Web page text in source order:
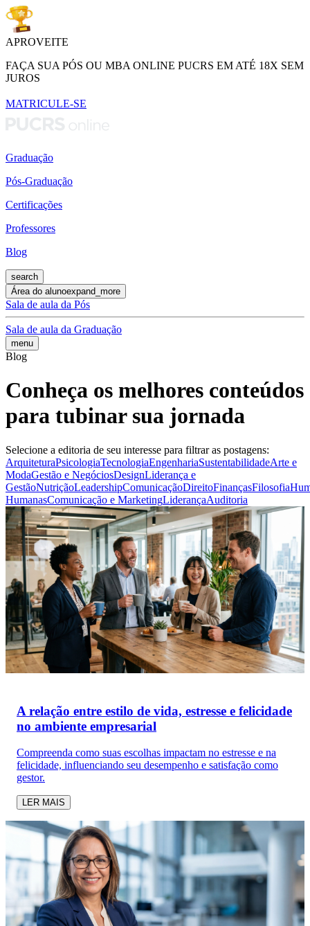
APROVEITE
FAÇA SUA PÓS OU MBA ONLINE PUCRS EM ATÉ 18X SEM
JUROS
MATRICULE-SE
Graduação
Pós-Graduação
Certificações
Professores
Blog
search
Área do alunoexpand_more
Sala de aula da Pós
Sala de aula da Graduação
menu
Blog
Conheça os melhores conteúdos
para tubinar sua jornada
Selecione a editoria de seu interesse para filtrar as postagens:
ArquiteturaPsicologiaTecnologiaEngenhariaSustentabilidadeArte e
ModaGestão e NegóciosDesignLiderança e
GestãoNutriçãoLeadershipComunicaçãoDireitoFinançasFilosofia
HumanasComunicação e MarketingLiderançaAuditoria
A relação entre estilo de vida, estresse e felicidade
no ambiente empresarial
Compreenda como suas escolhas impactam no estresse e na
felicidade, influenciando seu desempenho e satisfação como
gestor.
LER MAIS